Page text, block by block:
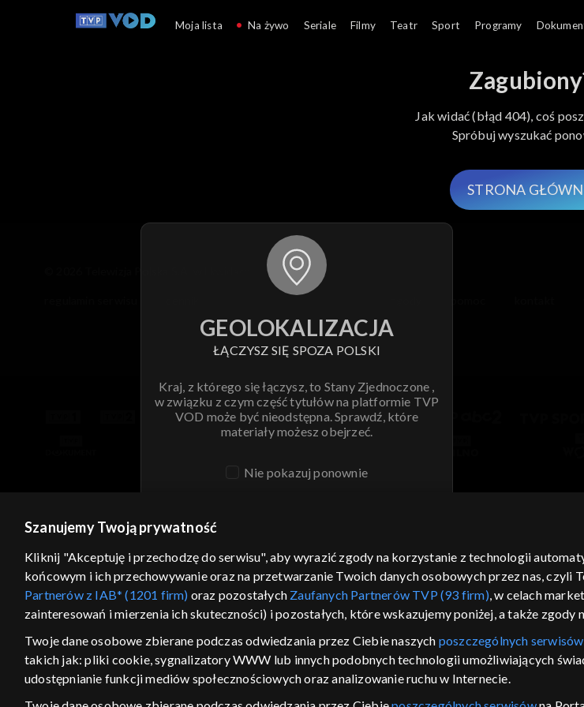
Jak widać (błąd 404), coś
Spróbuj wyszukać
STRONA
GEOLOKALIZACJA
ŁĄCZYSZ SIĘ SPOZA POLSKI
Kraj, z którego się łączysz, to Stany Zjednoczone ,
w związku z czym część tytułów na platformie TVP
VOD może być nieodstępna. Sprawdź, które
materiały możesz obejrzeć.
Nie pokazuj ponownie
ANULUJ
Moja lista Na żywo Seriale Filmy Teatr Sport Programy
Szanujemy Twoją prywatność
Kliknij "Akceptuję i przechodzę do serwisu", aby wyrazić zgody na korzystanie z technologii
końcowym i ich przechowywanie oraz na przetwarzanie Twoich danych osobowych przez nas, czyli
Partnerów z IAB* (1201 firm) oraz pozostałych Zaufanych Partnerów TVP (93 firm), w celach
zainteresowań i mierzenia ich skuteczności) i pozostałych, które wskazujemy poniżej, a także
Twoje dane osobowe zbierane podczas odwiedzania przez Ciebie naszych poszczególnych serwisów
takich jak: pliki cookie, sygnalizatory WWW lub innych podobnych technologii umożliwiających
udostępnianie funkcji mediów społecznościowych oraz analizowanie ruchu w Internecie.